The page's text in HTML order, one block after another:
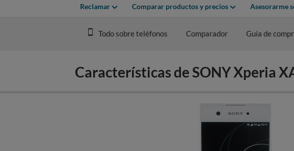
Reclamar Comparar productos y precios Asesorarme
Todo sobre teléfonos Comparador Guía de
Características de SONY Xperia